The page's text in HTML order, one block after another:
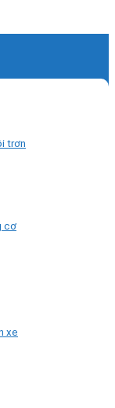
trơn
cơ
xe